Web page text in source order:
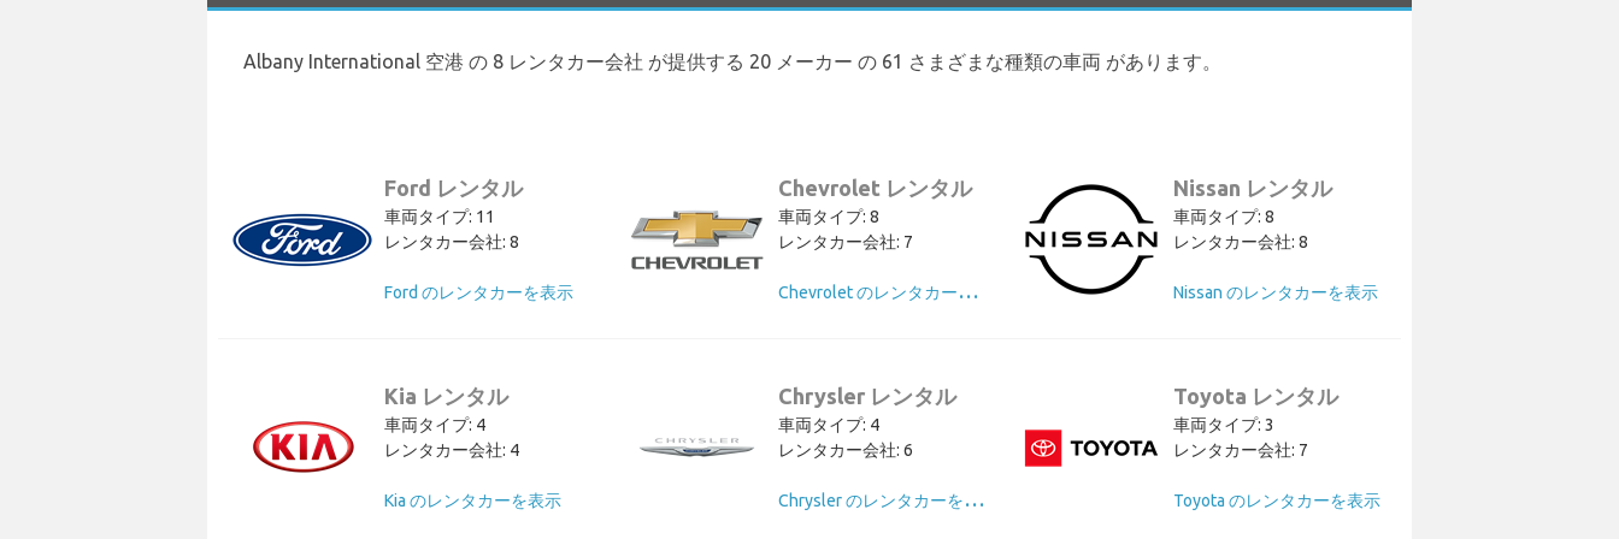
Albany International 空港 の 8 レンタカー会社 が提供する 20 メーカー の 61 さまざまな種類の車両 があります。
Ford レンタル
車両タイプ: 11
レンタカー会社: 8
Ford のレンタカーを表示
Chevrolet レンタル
車両タイプ: 8
レンタカー会社: 7
C
hevrolet のレンタカーを表示
Nissan レンタル
車両タイプ: 8
レンタカー会社: 8
Nissan のレンタカーを表示
Kia レンタル
車両タイプ: 4
レンタカー会社: 4
Kia のレンタカーを表示
Chrysler レンタル
車両タイプ: 4
レンタカー会社: 6
C
hrysler のレンタカーを表示
Toyota レンタル
車両タイプ: 3
レンタカー会社: 7
Toyota のレンタカーを表示